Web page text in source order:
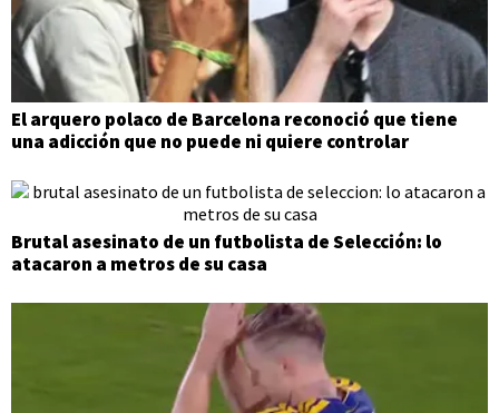
El arquero polaco de Barcelona reconoció que tiene
una adicción que no puede ni quiere controlar
Brutal asesinato de un futbolista de Selección: lo
atacaron a metros de su casa